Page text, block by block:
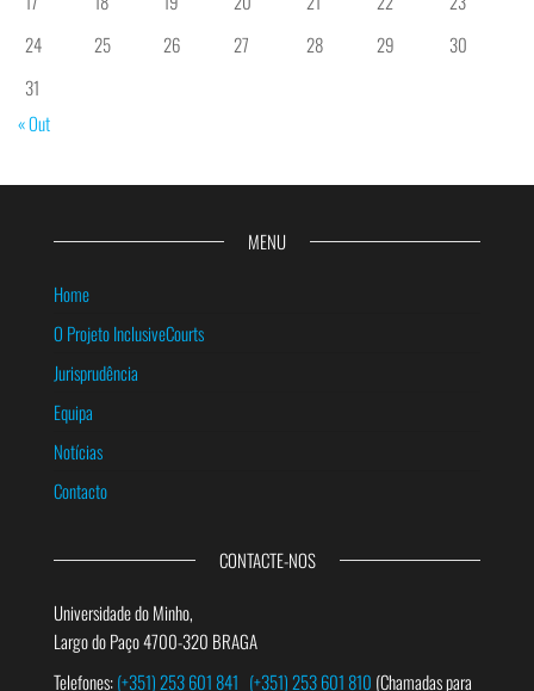
24
25 26 27 28 29
30
31
« Out
MENU
Home
O Projeto InclusiveCourts
Jurisprudência
Equipa
Notícias
Contacto
CONTACTE-NOS
Universidade do Minho,
Largo do Paço 4700-320 BRAGA
Telefones:(+351) 253 601 841 (+351) 253 601 810 (Chamadas para